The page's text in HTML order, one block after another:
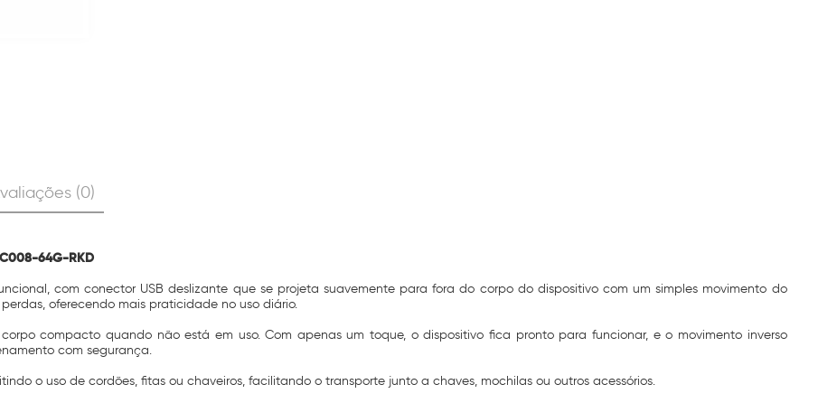
(0)
64G-RKD
com conector USB deslizante que se projeta suavemente para fora do corpo do dispositivo com um simples movimento do
oferecendo mais praticidade no uso diário.
compacto quando não está em uso. Com apenas um toque, o dispositivo fica pronto para funcionar, e o movimento inverso
com segurança.
o uso de cordões, fitas ou chaveiros, facilitando o transporte junto a chaves, mochilas ou outros acessórios.